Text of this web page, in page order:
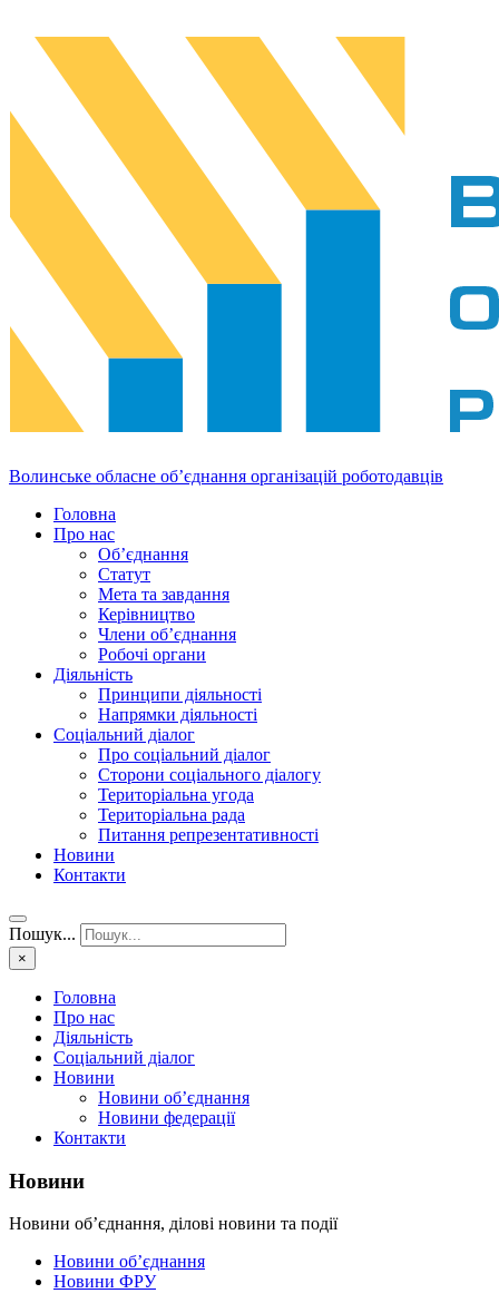
Волинське обласне об’єднання організацій роботодавців
Головна
Про нас
Об’єднання
Статут
Мета та завдання
Керівництво
Члени об’єднання
Робочі органи
Діяльність
Принципи діяльності
Напрямки діяльності
Соціальний діалог
Про соціальний діалог
Сторони соціального діалогу
Територіальна угода
Територіальна рада
Питання репрезентативності
Новини
Контакти
Пошук...
×
Головна
Про нас
Діяльність
Соціальний діалог
Новини
Новини об’єднання
Новини федерації
Контакти
Новини
Новини об’єднання, ділові новини та події
Новини об’єднання
Новини ФРУ